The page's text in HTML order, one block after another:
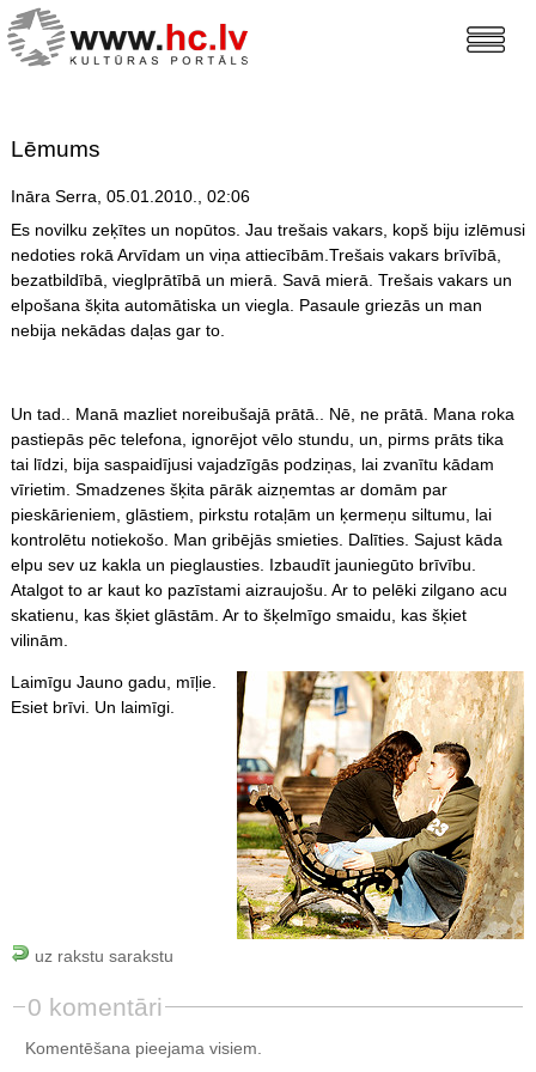
Lēmums
Ināra Serra, 05.01.2010., 02:06
Es novilku zeķītes un nopūtos. Jau trešais vakars, kopš biju izlēmusi
nedoties rokā Arvīdam un viņa attiecībām.Trešais vakars brīvībā,
bezatbildībā, vieglprātībā un mierā. Savā mierā. Trešais vakars un
elpošana šķita automātiska un viegla. Pasaule griezās un man
nebija nekādas daļas gar to.
Un tad.. Manā mazliet noreibušajā prātā.. Nē, ne prātā. Mana roka
pastiepās pēc telefona, ignorējot vēlo stundu, un, pirms prāts tika
tai līdzi, bija saspaidījusi vajadzīgās podziņas, lai zvanītu kādam
vīrietim. Smadzenes šķita pārāk aizņemtas ar domām par
pieskārieniem, glāstiem, pirkstu rotaļām un ķermeņu siltumu, lai
kontrolētu notiekošo. Man gribējās smieties. Dalīties. Sajust kāda
elpu sev uz kakla un pieglausties. Izbaudīt jauniegūto brīvību.
Atalgot to ar kaut ko pazīstami aizraujošu. Ar to pelēki zilgano acu
skatienu, kas šķiet glāstām. Ar to šķelmīgo smaidu, kas šķiet
vilinām.
Laimīgu Jauno gadu, mīļie.
Esiet brīvi. Un laimīgi.
uz rakstu sarakstu
0 komentāri
Komentēšana pieejama visiem.